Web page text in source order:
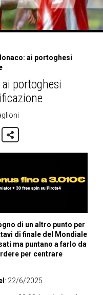
ai portoghesi
portoghesi
di un altro punto per
di finale del Mondiale
ma puntano a farlo da
per centrare
: 22/6/2025